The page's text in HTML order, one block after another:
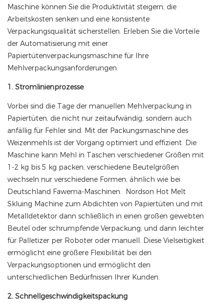
Maschine können Sie die Produktivität steigern, die
Arbeitskosten senken und eine konsistente
Verpackungsqualität sicherstellen. Erleben Sie die Vorteile
der Automatisierung mit einer
Papiertütenverpackungsmaschine für Ihre
Mehlverpackungsanforderungen.
1. Stromlinienprozesse
Vorbei sind die Tage der manuellen Mehlverpackung in
Papiertüten, die nicht nur zeitaufwändig, sondern auch
anfällig für Fehler sind. Mit der Packungsmaschine des
Weizenmehls ist der Vorgang optimiert und effizient. Die
Maschine kann Mehl in Taschen verschiedener Größen mit
1-2 kg bis 5 kg packen, verschiedene Beutelgrößen
wechseln nur verschiedene Formen, ähnlich wie bei
Deutschland Fawema-Maschinen. Nordson Hot Melt
Skluing Machine zum Abdichten von Papiertüten und mit
Metalldetektor dann schließlich in einen großen gewebten
Beutel oder schrumpfende Verpackung, und dann leichter
für Palletizer per Roboter oder manuell. Diese Vielseitigkeit
ermöglicht eine größere Flexibilität bei den
Verpackungsoptionen und ermöglicht den
unterschiedlichen Bedürfnissen Ihrer Kunden.
2. Schnellgeschwindigkeitspackung